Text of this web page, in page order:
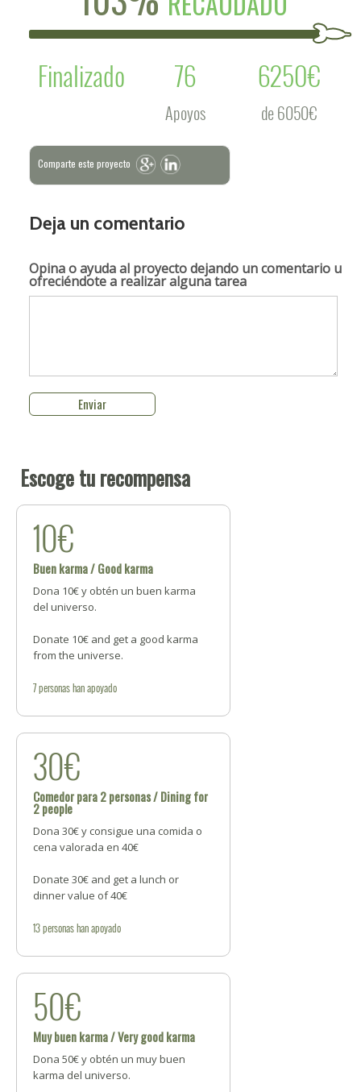
Finalizado
76
Apoyos
6250€
de 6050€
Comparte este proyecto
Deja un comentario
Opina o ayuda al proyectodejando un comentario u
ofreciéndote a realizar alguna tarea
Escoge tu recompensa
10€
Buen karma / Good karma
Dona 10€ y obtén un buen karma
del universo.
Donate 10€ and get a good karma
from the universe.
7personashan apoyado
30€
Comedor para 2 personas / Dining for
2 people
Dona 30€ y consigue una comida o
cena valorada en 40€
Donate 30€ and get a lunch or
dinner value of 40€
13personashan apoyado
50€
Muy buen karma / Very good karma
Dona 50€ y obtén un muy buen
karma del universo.